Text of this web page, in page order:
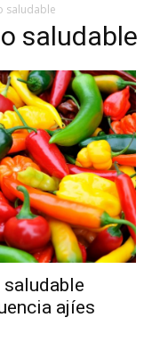
saludable
saludable
saludable
ajíes